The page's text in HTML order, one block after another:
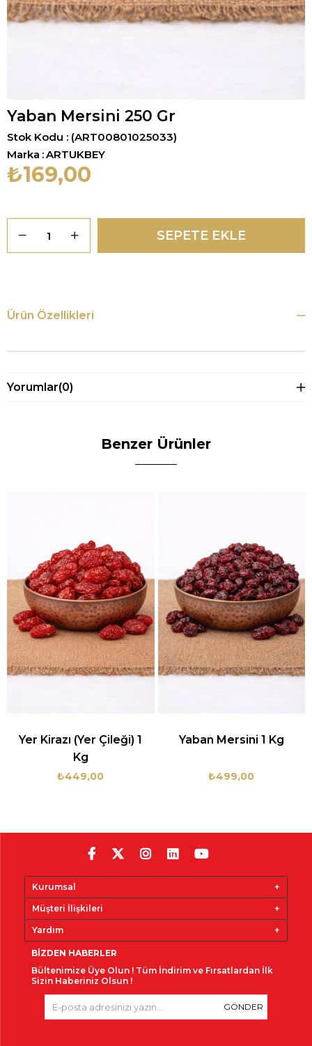
Yaban Mersini 250 Gr
Stok Kodu
(ART00801025033)
Marka :ARTUKBEY
₺169,00
Ürün Özellikleri
Yorumlar(0)
Benzer Ürünler
Yer Kirazı (Yer Çileği) 1
Kg
₺449,00
Yaban Mersini 1 Kg
₺499,00
Kurumsal
Müşteri İlişkileri
Yardım
BIZDEN HABERLER
Bültenimize Üye Olun ! Tüm İndirim ve Fırsatlardan İlk
Sizin Haberiniz Olsun !
GÖNDER